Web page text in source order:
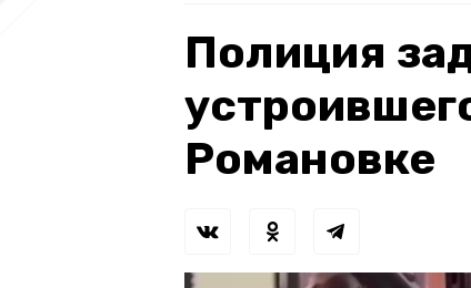
Полиция
Романовке